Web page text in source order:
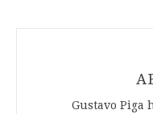
Gustavo Piga